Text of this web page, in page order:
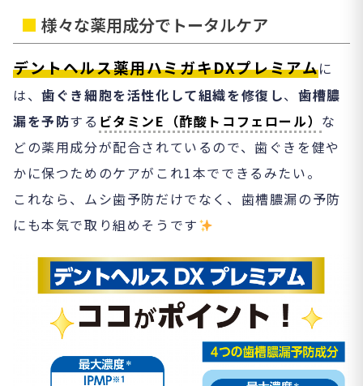
■ 様々な薬用成分でトータルケア
デントヘルス薬用ハミガキDXプレミアムに
は、歯ぐき細胞を活性化して組織を修復し、歯槽膿
漏を予防する ビタミンE（酢酸トコフェロール） な
どの薬用成分が配合されているので、歯ぐきを健や
かに保つためのケアがこれ1本でできるみたい。
これなら、ムシ歯予防だけでなく、歯槽膿漏の予防
にも本気で取り組めそうです